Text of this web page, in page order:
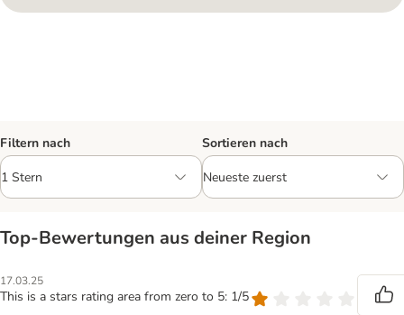
Filtern nach Sortieren nach
Top‑Bewertungen aus deiner Region
17.03.25
This is a stars rating area from zero to 5: 1/5